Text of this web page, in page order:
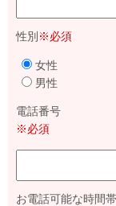
性別 ※必須
女性
男性
電話番号
※必須
お電話可能な時間